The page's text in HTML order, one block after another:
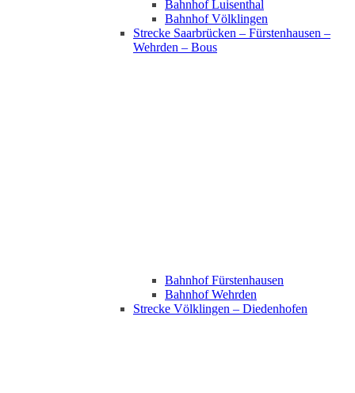
Bahnhof Luisenthal
Bahnhof Völklingen
Strecke Saarbrücken – Fürstenhausen –
Wehrden – Bous
Bahnhof Fürstenhausen
Bahnhof Wehrden
Strecke Völklingen – Diedenhofen